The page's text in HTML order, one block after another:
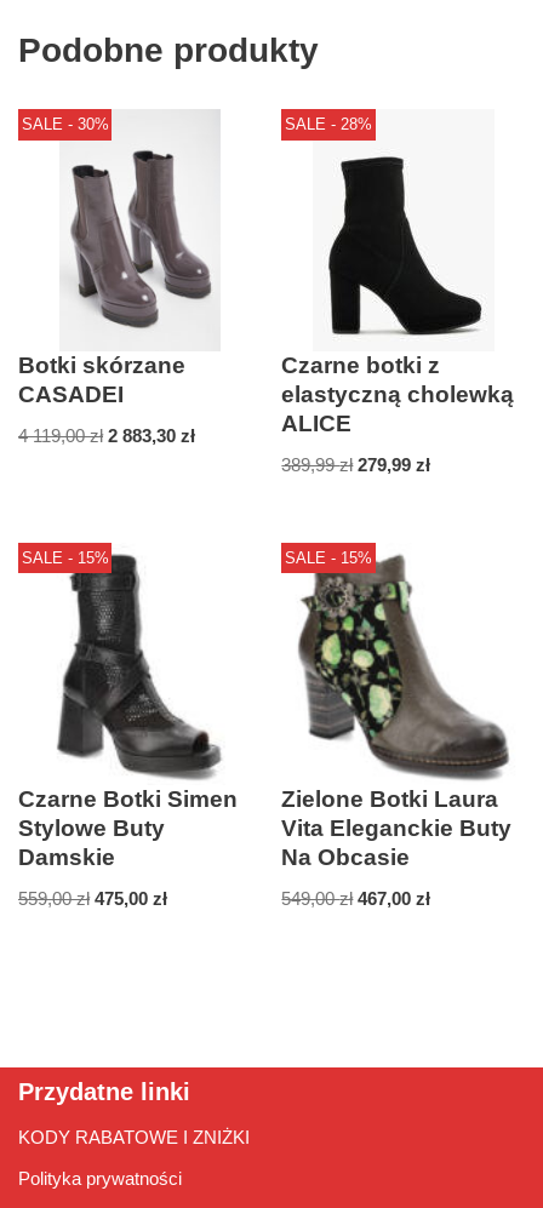
Podobne produkty
SALE - 30%
Botki skórzane
CASADEI
4 119,00zł 2 883,30 zł
SALE - 28%
Czarne botki z
elastyczną cholewką
ALICE
389,99zł 279,99zł
SALE - 15%
Czarne Botki Simen
Stylowe Buty
Damskie
559,00zł 475,00 zł
SALE - 15%
Zielone Botki Laura
Vita Eleganckie Buty
Na Obcasie
549,00zł 467,00zł
Przydatne linki
KODY RABATOWE I ZNIŻKI
Polityka prywatności